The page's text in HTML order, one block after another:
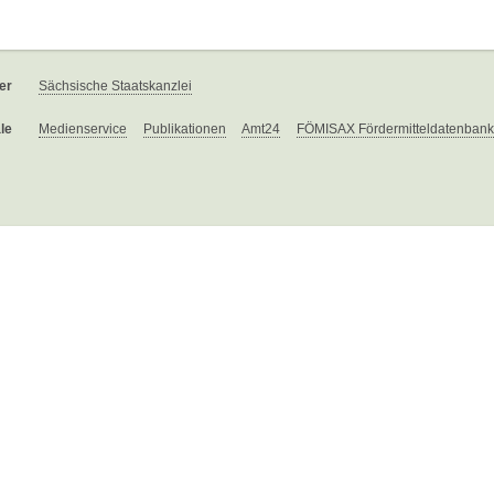
Sächsische Staatskanzlei
Medienservice Publikationen Amt24 FÖMISAX Fördermitteldatenbank